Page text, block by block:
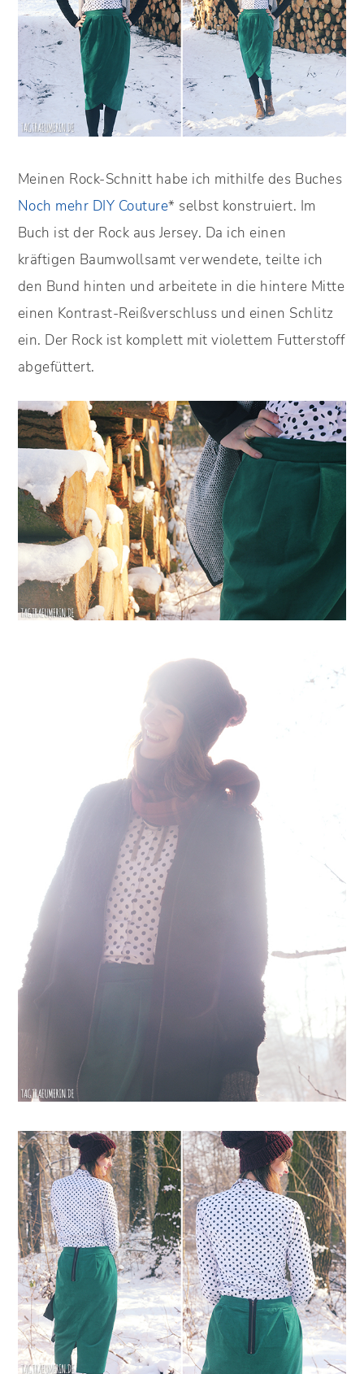
Meinen Rock-Schnitt habe ich mithilfe des Buches
Noch mehr DIY Couture* selbst konstruiert. Im
Buch ist der Rock aus Jersey. Da ich einen
kräftigen Baumwollsamt verwendete, teilte ich
den Bund hinten und arbeitete in die hintere Mitte
einen Kontrast-Reißverschluss und einen Schlitz
ein. Der Rock ist komplett mit violettem Futterstoff
abgefüttert.